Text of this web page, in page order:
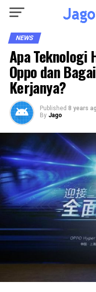
NEWS
Apa Teknologi
Oppo dan
Kerjanya?
Published 8 years
By Jago